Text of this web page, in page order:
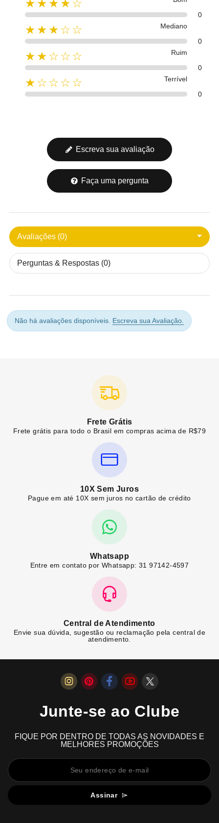
★★★★☆
0
★★★☆☆
Mediano
0
★★☆☆☆
Ruim
0
★☆☆☆☆
Terrível
0
Escreva sua avaliação
Faça uma pergunta
Avaliações (0)
Perguntas & Respostas (0)
Não há avaliações disponíveis. Escreva sua Avaliação.
Frete Grátis
Frete grátis para todo o Brasil em compras acima de R$79
10X Sem Juros
Pague em até 10X sem juros no cartão de crédito
Whatsapp
Entre em contato por Whatsapp: 31 97142-4597
Central de Atendimento
Envie sua dúvida, sugestão ou reclamação pela central de
atendimento.
Junte-se ao Clube
FIQUE POR DENTRO DE TODAS AS NOVIDADES E
MELHORES PROMOÇÕES
Assinar